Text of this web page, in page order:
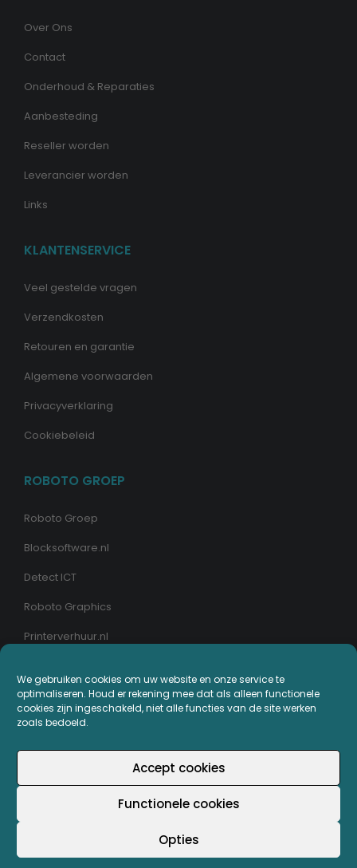
We gebruiken cookies om uw website en onze service te
optimaliseren. Houd er rekening mee dat als alleen functionele
cookies zijn ingeschakeld, niet alle functies van de site werken
zoals bedoeld.
Accept cookies
Functionele cookies
Opties
Over Ons
Contact
Onderhoud & Reparaties
Aanbesteding
Reseller worden
Leverancier worden
Links
KLANTENSERVICE
Veel gestelde vragen
Verzendkosten
Retouren en garantie
Algemene voorwaarden
Privacyverklaring
Cookiebeleid
ROBOTO GROEP
Roboto Groep
Blocksoftware.nl
Detect ICT
Roboto Graphics
Printerverhuur.nl
MIJN PRINTERPLAZA.NL
Bestellingen
Mijn Printerpunten
Wachtwoord vergeten